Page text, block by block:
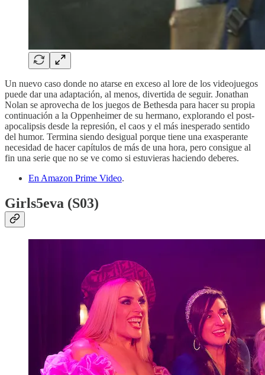
Un nuevo caso donde no atarse en exceso al lore de los videojuegos
puede dar una adaptación, al menos, divertida de seguir. Jonathan
Nolan se aprovecha de los juegos de Bethesda para hacer su propia
continuación a la Oppenheimer de su hermano, explorando el post-
apocalipsis desde la represión, el caos y el más inesperado sentido
del humor. Termina siendo desigual porque tiene una exasperante
necesidad de hacer capítulos de más de una hora, pero consigue al
fin una serie que no se ve como si estuvieras haciendo deberes.
En Amazon Prime Video.
Girls5eva (S03)